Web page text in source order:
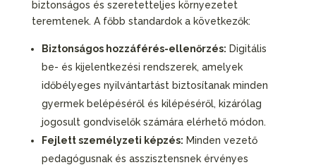
biztonságos és szeretetteljes környezetet
teremtenek. A főbb standardok a következők:
Biztonságos hozzáférés-ellenőrzés: Digitális
be- és kijelentkezési rendszerek, amelyek
időbélyeges nyilvántartást biztosítanak minden
gyermek belépéséről és kilépéséről, kizárólag
jogosult gondviselők számára elérhető módon.
Fejlett személyzeti képzés: Minden vezető
pedagógusnak és asszisztensnek érvényes